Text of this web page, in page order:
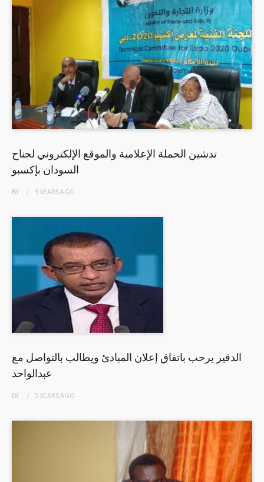
تدشين الحملة الإعلامية والموقع الإلكتروني لجناح
السودان بإكسبو
BY 5 YEARSAGO
الدقير يرحب باتفاق إعلان المبادئ ويطالب بالتواصل مع
عبدالواحد
BY 5 YEARSAGO